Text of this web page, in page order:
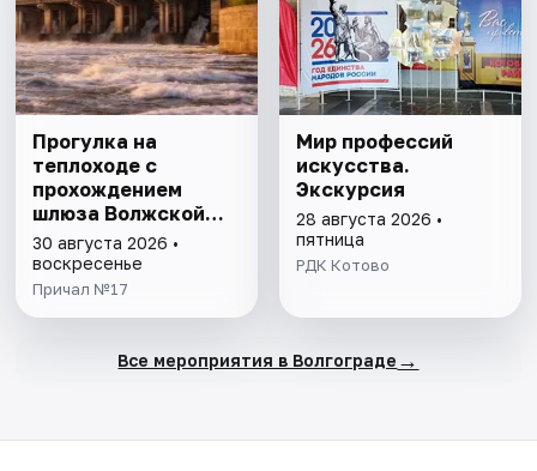
Прогулка на
теплоходе с
прохождением
шлюза Волжской
ГЭС
30 августа 2026 •
воскресенье
Причал №17
Мир профессий
искусства.
Экскурсия
28 августа 2026 •
пятница
РДК Котово
Все мероприятия в Волгограде →